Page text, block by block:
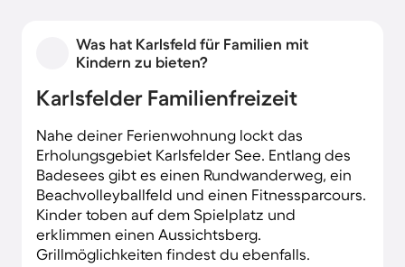
Rummel und Fischerstechen am Karlsfelder
See ausgiebig feiern. Im städtischen
Ferienwohnung ein abwechslungsreiches
Geschichte Karlsfelds wiederum tauchst du im
Heimatmuseum im Alten Rathaus der Stadt ein.
Was hat Karlsfeld für Familien mit
Kindern zu bieten?
Karlsfelder Familienfreizeit
Nahe deiner Ferienwohnung lockt das
Erholungsgebiet Karlsfelder See. Entlang des
Badesees gibt es einen Rundwanderweg, ein
Beachvolleyballfeld und einen Fitnessparcours.
Kinder toben auf dem Spielplatz und
erklimmen einen Aussichtsberg.
Grillmöglichkeiten findest du ebenfalls.